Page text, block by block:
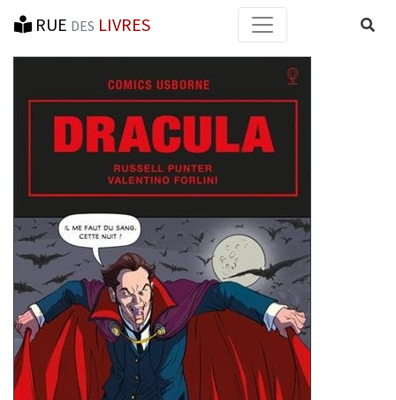
RUE DES LIVRES